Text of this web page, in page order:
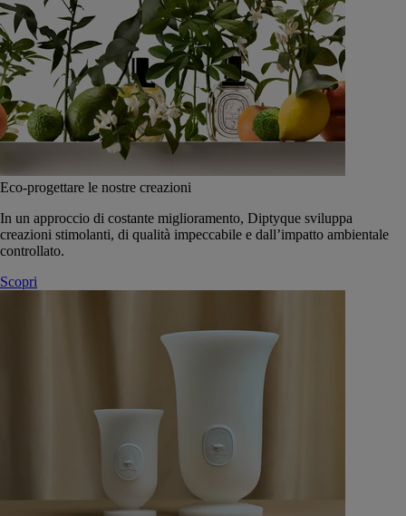
Eco-progettare le nostre creazioni
In un approccio di costante miglioramento, Diptyque sviluppa
creazioni stimolanti, di qualità impeccabile e dall’impatto ambientale
controllato.
Scopri